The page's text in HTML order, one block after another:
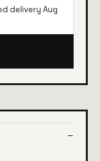
delivery Aug